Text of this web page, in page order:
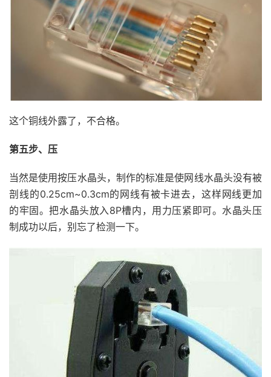
这个铜线外露了，不合格。
第五步、压
当然是使用按压水晶头，制作的标准是使网线水晶头没有被
剖线的0.25cm~0.3cm的网线有被卡进去，这样网线更加
的牢固。把水晶头放入8P槽内，用力压紧即可。水晶头压
制成功以后，别忘了检测一下。